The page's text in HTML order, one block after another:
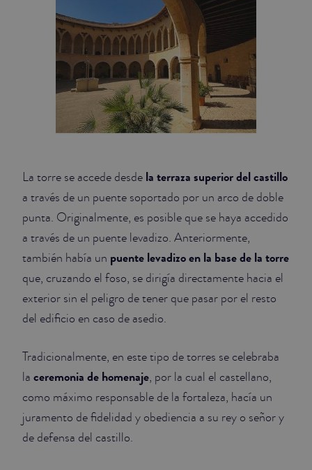
La torre se accede desde la terraza superior del castillo
a través de un puente soportado por un arco de doble
punta. Originalmente, es posible que se haya accedido
a través de un puente levadizo. Anteriormente,
también había un puente levadizo en la base de la torre
que, cruzando el foso, se dirigía directamente hacia el
exterior sin el peligro de tener que pasar por el resto
del edificio en caso de asedio.
Tradicionalmente, en este tipo de torres se celebraba
la ceremonia de homenaje, por la cual el castellano,
como máximo responsable de la fortaleza, hacía un
juramento de fidelidad y obediencia a su rey o señor y
de defensa del castillo.